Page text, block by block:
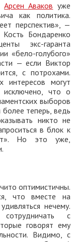
Арсен Аваков уже
как политика.
перспектив», —
Бондаренко
экс-гаранта
«бело-голубого»
— если Виктор
с потрохами.
интересов могут
что о
выборов
теперь, ведь
никто не
в блок к
Но это уже,
оптимистичны.
что вместе на
нечему.
с
говорят ему
Видимо, с